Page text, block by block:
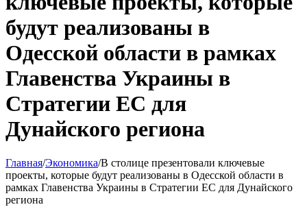
будут реализованы в
Одесской области в рамках
Главенства Украины в
Стратегии ЕС для
Дунайского региона
Главная/Экономика/В столице презентовали ключевые
проекты, которые будут реализованы в Одесской области в
рамках Главенства Украины в Стратегии ЕС для Дунайского
региона